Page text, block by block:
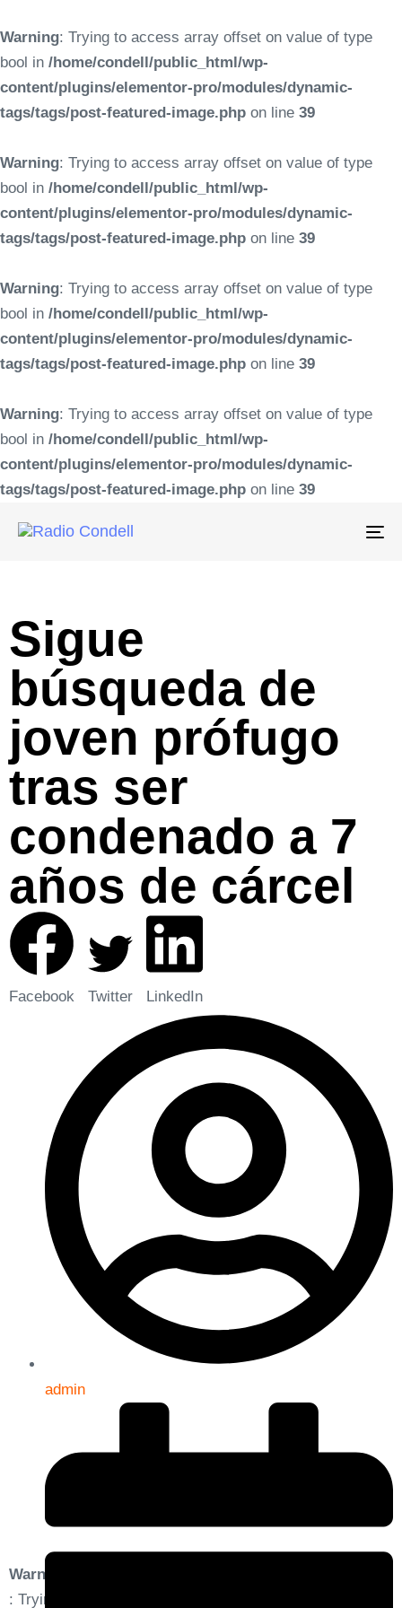
Warning: Trying to access array offset on value of type
bool in /home/condell/public_html/wp-
content/plugins/elementor-pro/modules/dynamic-
tags/tags/post-featured-image.php on line 39
Warning: Trying to access array offset on value of type
bool in /home/condell/public_html/wp-
content/plugins/elementor-pro/modules/dynamic-
tags/tags/post-featured-image.php on line 39
Warning: Trying to access array offset on value of type
bool in /home/condell/public_html/wp-
content/plugins/elementor-pro/modules/dynamic-
tags/tags/post-featured-image.php on line 39
Warning: Trying to access array offset on value of type
bool in /home/condell/public_html/wp-
content/plugins/elementor-pro/modules/dynamic-
tags/tags/post-featured-image.php on line 39
Sigue
búsqueda de
joven prófugo
tras ser
condenado a 7
años de cárcel
Facebook Twitter LinkedIn
admin
Warning
: Trying to access array offset on value of type bool in